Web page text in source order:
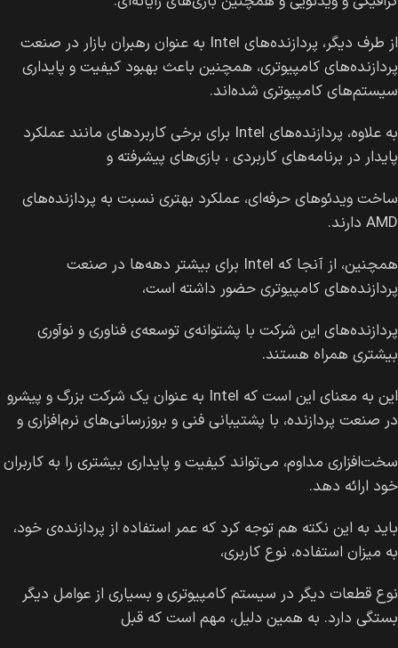
از طرف دیگر، پردازنده‌های Intel به عنوان رهبران بازار در صنعت
پردازنده‌های کامپیوتری، همچنین باعث بهبود کیفیت و پایداری
سیستم‌های کامپیوتری شده‌اند.
به علاوه، پردازنده‌های Intel برای برخی کاربردهای مانند عملکرد
پایدار در برنامه‌های کاربردی ، بازی‌های پیشرفته و
ساخت ویدئوهای حرفه‌ای، عملکرد بهتری نسبت به پردازنده‌های
AMD دارند.
همچنین، از آنجا که Intel برای بیشتر دهه‌ها در صنعت
پردازنده‌های کامپیوتری حضور داشته است،
پردازنده‌های این شرکت با پشتوانه‌ی توسعه‌ی فناوری و نوآوری
بیشتری همراه هستند.
این به معنای این است که Intel به عنوان یک شرکت بزرگ و پیشرو
در صنعت پردازنده، با پشتیبانی فنی و بروزرسانی‌های نرم‌افزاری و
سخت‌افزاری مداوم، می‌تواند کیفیت و پایداری بیشتری را به کاربران
خود ارائه دهد.
باید به این نکته هم توجه کرد که عمر استفاده از پردازنده‌ی خود،
به میزان استفاده، نوع کاربری،
نوع قطعات دیگر در سیستم کامپیوتری و بسیاری از عوامل دیگر
بستگی دارد. به همین دلیل، مهم است که قبل